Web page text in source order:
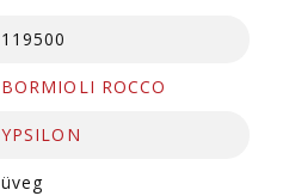
119500
BORMIOLI ROCCO
YPSILON
üveg